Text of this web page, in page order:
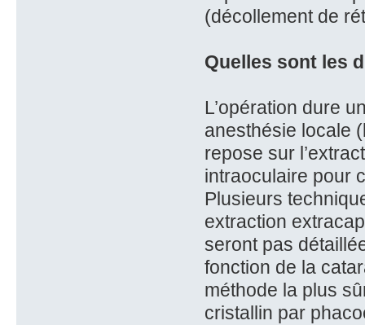
(décollement de
Quelles sont les
L’opération dure
anesthésie locale
repose sur
intraoculaire pour
Plusieurs
extraction
seront pas
fonction de la
méthode la plus
cristallin par